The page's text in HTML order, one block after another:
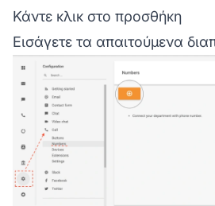
Κάντε κλικ στο προσθήκη
Εισάγετε τα απαιτούμενα